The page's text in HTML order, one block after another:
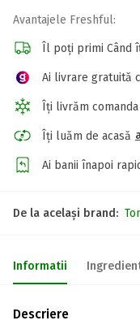
Avantajele Freshful:
Îl poți primi Când
Ai livrare gratuită
Îți livrăm
Îți luăm de acasă
Ai banii înapoi
De la același brand:
Informatii
Descriere